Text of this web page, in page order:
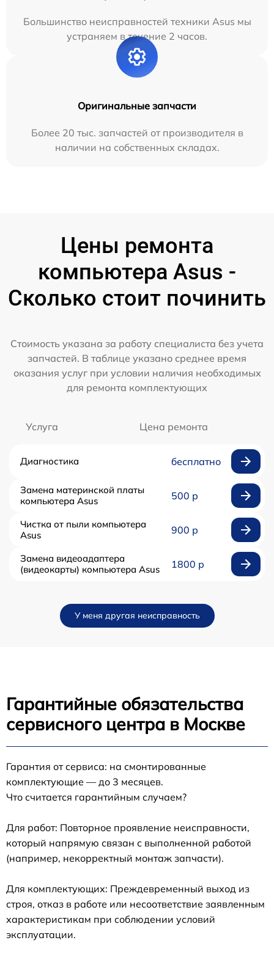
Большинство неисправностей техники Asus мы
устраняем в течение 2 часов.
Оригинальные запчасти
Более 20 тыс. запчастей от производителя в
наличии на собственных складах.
Цены ремонта
компьютера Asus -
Сколько стоит починить
Стоимость указана за работу специалиста без учета
запчастей. В таблице указано среднее время
оказания услуг при условии наличия необходимых
для ремонта комплектующих
Услуга Цена ремонта
Диагностика бесплатно
Замена материнской платы
компьютера Asus
500 р
Чистка от пыли компьютера
Asus
900 р
Замена видеоадаптера
(видеокарты) компьютера Asus
1800 р
У меня другая неисправность
Гарантийные обязательства
сервисного центра в Москве
Гарантия от сервиса: на смонтированные
комплектующие — до 3 месяцев.
Что считается гарантийным случаем?
Для работ: Повторное проявление неисправности,
который напрямую связан с выполненной работой
(например, некорректный монтаж запчасти).
Для комплектующих: Преждевременный выход из
строя, отказ в работе или несоответствие заявленным
характеристикам при соблюдении условий
эксплуатации.